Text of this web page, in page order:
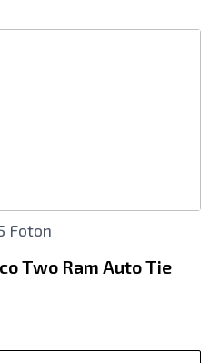
Foton
Two Ram Auto Tie